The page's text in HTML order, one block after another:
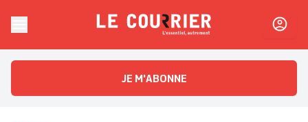
Le CourrierL'essentiel, autrement
JE M'ABONNE